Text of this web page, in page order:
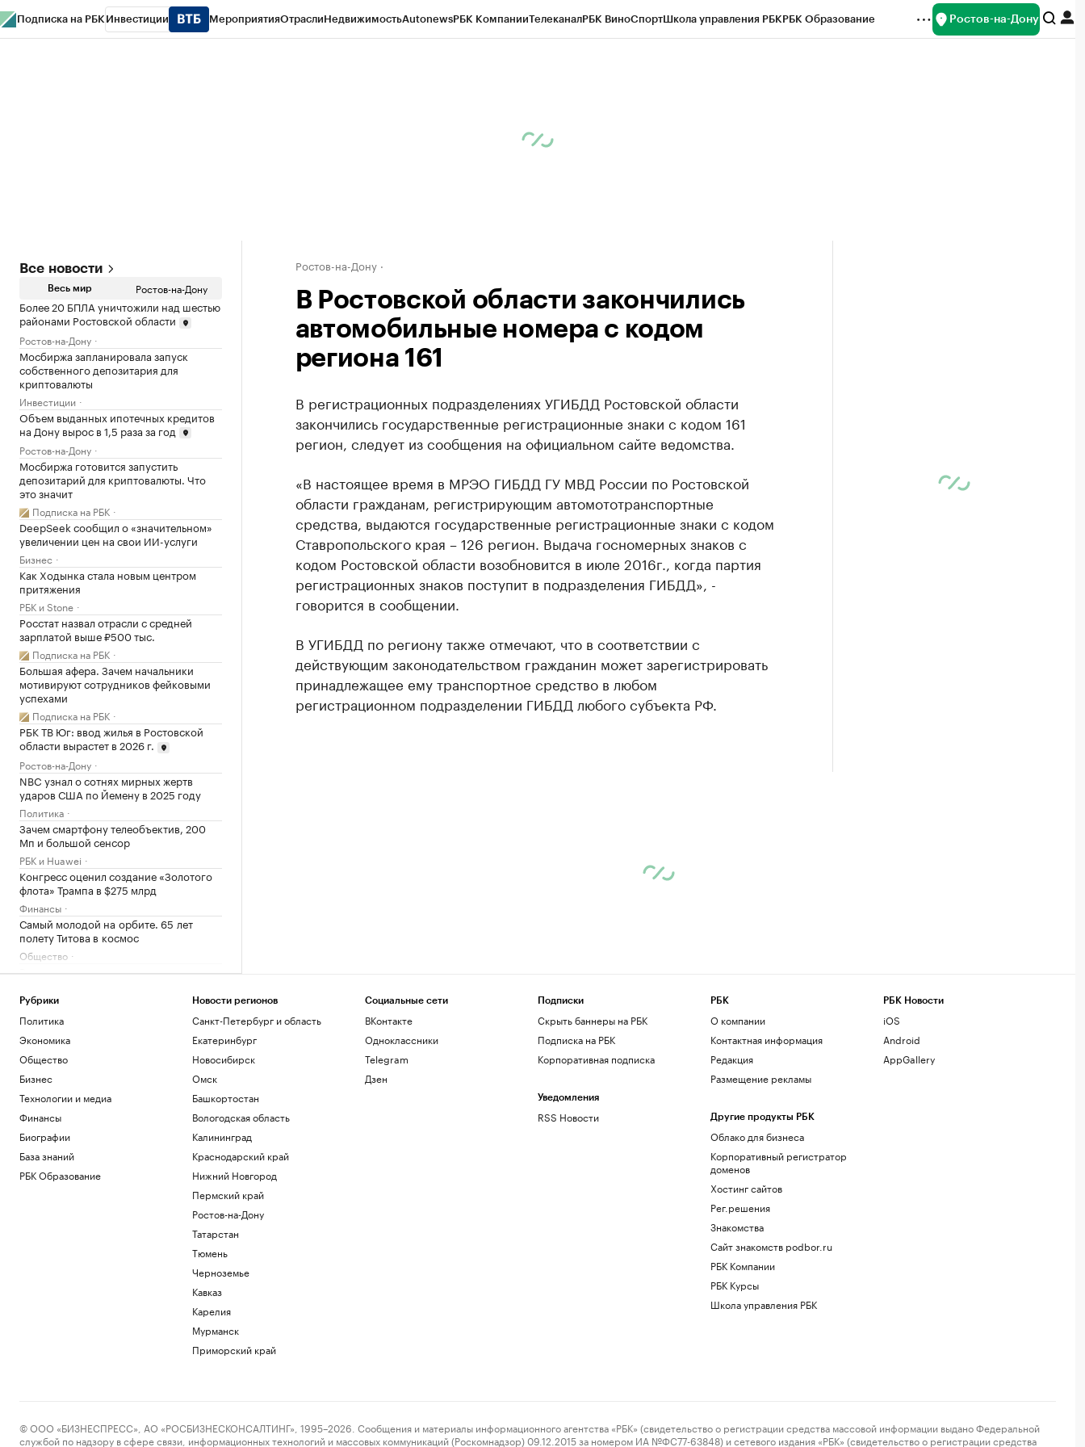
Подписка на РБК Инвестиции МероприятияОтраслиНедвижимостьAutonewsРБК КомпанииТелеканалРБК ВиноСпортШкола управления РБКРБК Образование Ростов-на-Дону
Все новости
Весь мир Ростов-на-Дону
Более 20 БПЛА уничтожили над шестью
районами Ростовской области
Ростов-на-Дону
Мосбиржа запланировала запуск
собственного депозитария для
криптовалюты
Инвестиции
Объем выданных ипотечных кредитов
на Дону вырос в 1,5 раза за год
Ростов-на-Дону
Мосбиржа готовится запустить
депозитарий для криптовалюты. Что
это значит
Подписка на РБК
DeepSeek сообщил о «значительном»
увеличении цен на свои ИИ-услуги
Бизнес
Как Ходынка стала новым центром
притяжения
РБК и Stone
Росстат назвал отрасли с средней
зарплатой выше ₽500 тыс.
Подписка на РБК
Большая афера. Зачем начальники
мотивируют сотрудников фейковыми
успехами
Подписка на РБК
РБК ТВ Юг: ввод жилья в Ростовской
области вырастет в 2026 г.
Ростов-на-Дону
NBC узнал о сотнях мирных жертв
ударов США по Йемену в 2025 году
Политика
Зачем смартфону телеобъектив, 200
Мп и большой сенсор
РБК и Huawei
Конгресс оценил создание «Золотого
флота» Трампа в $275 млрд
Финансы
Самый молодой на орбите. 65 лет
полету Титова в космос
Общество
Временное явление: в июле снижение
Недвижимость
Собянин сообщил о еще трех сбитых
Вышедшие из-под контроля ИИ-
модели OpenAI общались, чтобы
устроить побег
Технологии и медиа
Аэропорт Домодедово перешел на
обслуживание рейсов по согласованию
Политика
UKMTO сообщило о двух взрывах у
берегов Омана в Ормузском проливе
NYT узнала о создании ЦРУ тайной
группы с целью раскола властей Кубы
В американском штате объявили ЧС в
Ростов-на-Дону
В Ростовской области закончились
автомобильные номера с кодом
региона 161
В регистрационных подразделениях УГИБДД Ростовской области
закончились государственные регистрационные знаки с кодом 161
регион, следует из сообщения на официальном сайте ведомства.
«В настоящее время в МРЭО ГИБДД ГУ МВД России по Ростовской
области гражданам, регистрирующим автомототранспортные
средства, выдаются государственные регистрационные знаки с кодом
Ставропольского края – 126 регион. Выдача госномерных знаков с
кодом Ростовской области возобновится в июле 2016г., когда партия
регистрационных знаков поступит в подразделения ГИБДД», -
говорится в сообщении.
В УГИБДД по региону также отмечают, что в соответствии с
действующим законодательством гражданин может зарегистрировать
принадлежащее ему транспортное средство в любом
регистрационном подразделении ГИБДД любого субъекта РФ.
Рубрики
Политика
Экономика
Общество
Бизнес
Технологии и медиа
Финансы
Биографии
База знаний
РБК Образование
Новости регионов
Санкт-Петербург и область
Екатеринбург
Новосибирск
Омск
Башкортостан
Вологодская область
Калининград
Краснодарский край
Нижний Новгород
Пермский край
Ростов-на-Дону
Татарстан
Тюмень
Черноземье
Кавказ
Карелия
Мурманск
Приморский край
Социальные сети
ВКонтакте
Одноклассники
Telegram
Дзен
Подписки
Скрыть баннеры на РБК
Подписка на РБК
Корпоративная подписка
Уведомления
RSS Новости
РБК
О компании
Контактная информация
Редакция
Размещение рекламы
Другие продукты РБК
Облако для бизнеса
Корпоративный регистратор
доменов
Хостинг сайтов
Рег.решения
Знакомства
Сайт знакомств podbor.ru
РБК Компании
РБК Курсы
Школа управления РБК
РБК Новости
iOS
Android
AppGallery
© ООО «БИЗНЕСПРЕСС», АО «РОСБИЗНЕСКОНСАЛТИНГ», 1995–2026. Сообщения и материалы информационного агентства «РБК» (свидетельство о регистрации средства массовой информации выдано Федеральной
службой по надзору в сфере связи, информационных технологий и массовых коммуникаций (Роскомнадзор) 09.12.2015 за номером ИА №ФС77-63848) и сетевого издания «РБК» (свидетельство о регистрации средства